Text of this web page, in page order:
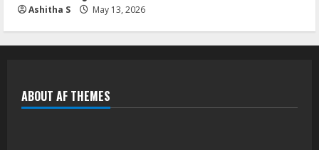
Ashitha S May 13, 2026
ABOUT AF THEMES